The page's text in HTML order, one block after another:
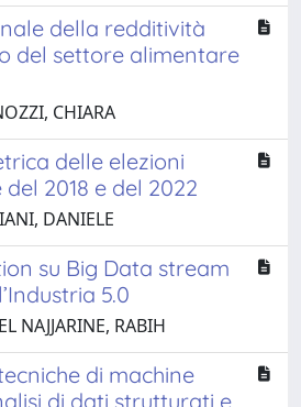
della redditività
del settore alimentare
CHIARA
delle elezioni
2018 e del 2022
DANIELE
su Big Data stream
5.0
NAJJARINE, RABIH
di machine
di dati strutturati e